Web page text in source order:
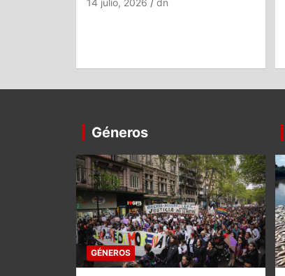
Géneros
GÉNEROS